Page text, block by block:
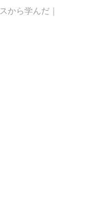
から学んだ｜